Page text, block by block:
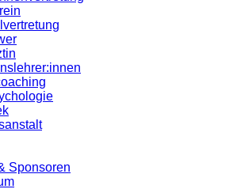
Sponsoren